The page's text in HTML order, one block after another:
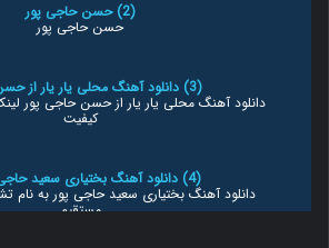
(2) حسن حاجی پور
حسن حاجی پور
(3) دانلود آهنگ محلی یار یار از حسن حاجی
دانلود آهنگ محلی یار یار از حسن حاجی پور
کیفیت
(4) دانلود آهنگ بختیاری سعید حاجی پور به
دانلود آهنگ بختیاری سعید حاجی پور به نام
مستقیم